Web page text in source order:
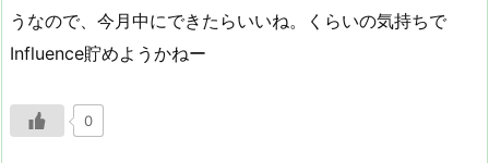
うなので、今月中にできたらいいね。くらいの気持ちで
Influence貯めようかねー
0